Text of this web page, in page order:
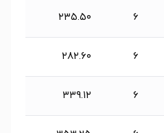
6 ۲۳۵.۵۰
6 ۲۸۲.۶۰
6 ۳۳۹.۱۲